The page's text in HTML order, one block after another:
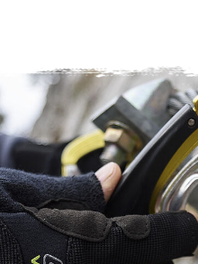
Hütten
Rappenseehütte
Kemptner Hütte
Tannheimer Hütte